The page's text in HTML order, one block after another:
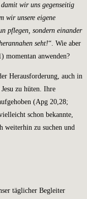
wir uns gegenseitig
wir unsere eigene
pflegen, sondern einander
seht!“. Wie aber
momentan anwenden?
Herausforderung, auch in
zu hüten. Ihre
(Apg 20,28;
schon bekannte,
weiterhin zu suchen und
täglicher Begleiter